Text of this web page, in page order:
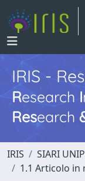
IRIS -
Research I
Research
IRIS SIARI
1.1 Articolo in